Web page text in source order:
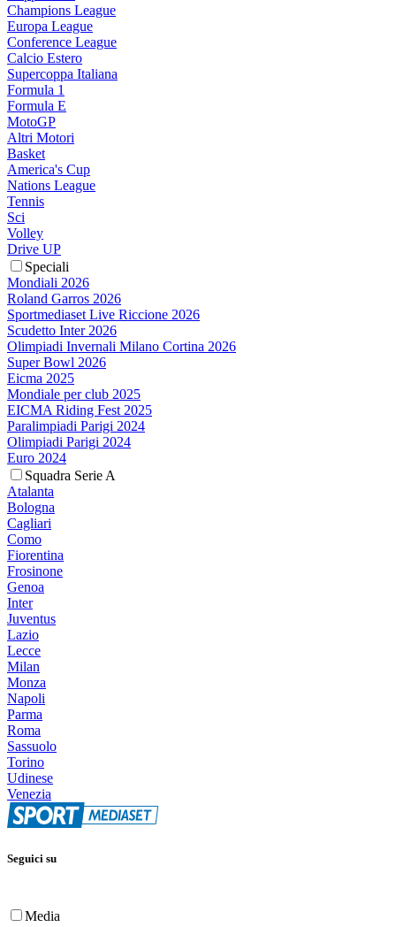
Champions League
Europa League
Conference League
Calcio Estero
Supercoppa Italiana
Formula 1
Formula E
MotoGP
Altri Motori
Basket
America's Cup
Nations League
Tennis
Sci
Volley
Drive UP
Speciali
Mondiali 2026
Roland Garros 2026
Sportmediaset Live Riccione 2026
Scudetto Inter 2026
Olimpiadi Invernali Milano Cortina 2026
Super Bowl 2026
Eicma 2025
Mondiale per club 2025
EICMA Riding Fest 2025
Paralimpiadi Parigi 2024
Olimpiadi Parigi 2024
Euro 2024
Squadra Serie A
Atalanta
Bologna
Cagliari
Como
Fiorentina
Frosinone
Genoa
Inter
Juventus
Lazio
Lecce
Milan
Monza
Napoli
Parma
Roma
Sassuolo
Torino
Udinese
Venezia
Seguici su
Media